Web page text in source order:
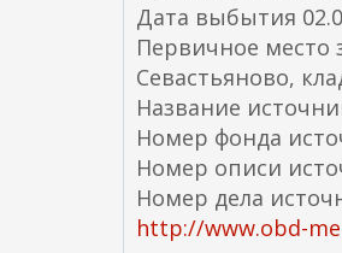
Дата выбытия
Первичное место
Севастьяново,
Название
Номер фонда
Номер описи
Номер дела
http://www.obd-